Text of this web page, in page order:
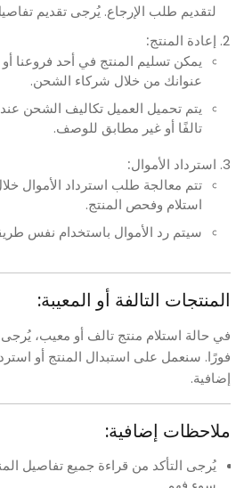
لتقديم طلب الإرجاع. يُرجى تقديم
إعادة المنتج:
يمكن تسليم المنتج في أحد فروعنا
عنوانك من خلال شركاء الشحن.
يتم تحميل العميل تكاليف الشحن عند
تالفًا أو غير مطابق للوصف.
استرداد الأموال:
تتم معالجة طلب استرداد الأموال
استلام وفحص المنتج.
سيتم رد الأموال باستخدام نفس
المنتجات التالفة أو المعيبة:
في حالة استلام منتج تالف أو معيب، يُرجى
فورًا. سنعمل على استبدال المنتج أو
إضافية.
ملاحظات إضافية:
يُرجى التأكد من قراءة جميع تفاصيل